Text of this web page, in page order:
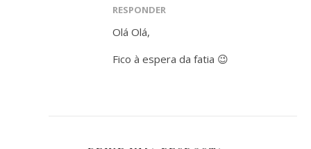
RESPONDER
Olá Olá,
Fico à espera da fatia 😉